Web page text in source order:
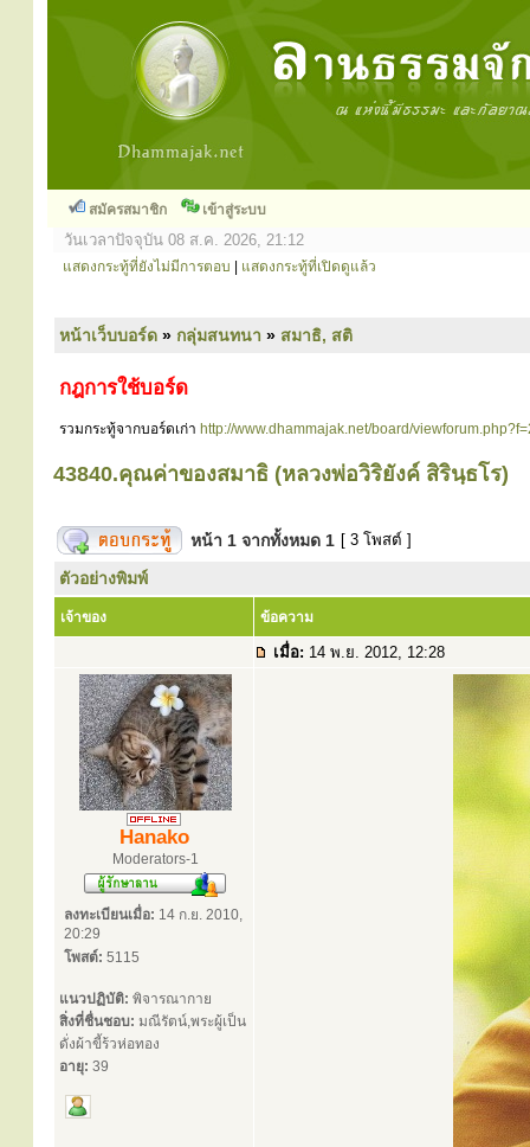
สมัครสมาชิก เข้าสู่ระบบ
วันเวลาปัจจุบัน 08 ส.ค. 2026, 21:12
แสดงกระทู้ที่ยังไม่มีการตอบ แสดงกระทู้ที่เปิดดูแล้ว
หน้าเว็บบอร์ด » กลุ่มสนทนา » สมาธิ, สติ
กฎการใช้บอร์ด
รวมกระทู้จากบอร์ดเก่า http://www.dhammajak.net/board/
43840.คุณค่าของสมาธิ (หลวงพ่อวิริยังค์ สิรินฺธโร)
หน้า 1 จากทั้งหมด 1 [ 3 โพสต์ ]
ตัวอย่างพิมพ์
เจ้าของ ข้อความ
เมื่อ: 14 พ.ย. 2012, 12:28
Hanako
Moderators-1
ลงทะเบียนเมื่อ: 14 ก.ย. 2010,
20:29
โพสต์: 5115
แนวปฏิบัติ: พิจารณากาย
สิ่งที่ชื่นชอบ: มณีรัตน์,พระผู้เป็น
ดั่งผ้าขี้ร้วห่อทอง
อายุ: 39